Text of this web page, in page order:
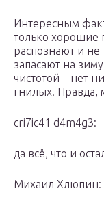
Интересным
только хорошие
распознают и
запасают на
чистотой – нет
гнилых. Правда,
cri7ic41 d4m4g3:
да всё, что и
Михаил Хлюпин: